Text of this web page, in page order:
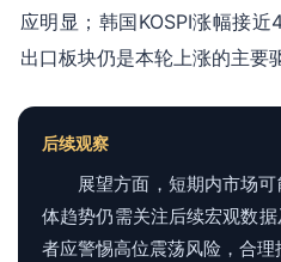
应明显；韩国KOSPI涨幅接
出口板块仍是本轮上涨的主要
后续观察
展望方面，短期内市场
体趋势仍需关注后续宏观数
者应警惕高位震荡风险，合理